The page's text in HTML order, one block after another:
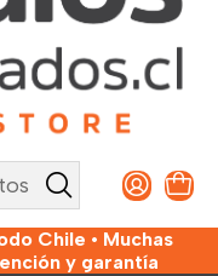
Chile • Muchas
y garantía